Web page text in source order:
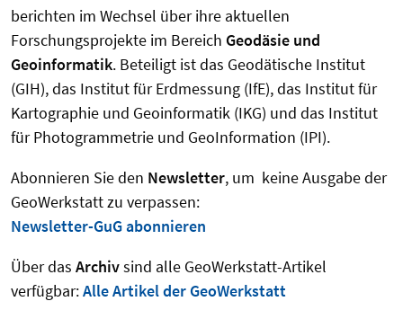
berichten im Wechsel über ihre aktuellen
Forschungsprojekte im Bereich Geodäsie und
Geoinformatik. Beteiligt ist das Geodätische Institut
(GIH), das Institut für Erdmessung (IfE), das Institut für
Kartographie und Geoinformatik (IKG) und das Institut
für Photogrammetrie und GeoInformation (IPI).
Abonnieren Sie den Newsletter, um keine Ausgabe der
GeoWerkstatt zu verpassen:
Newsletter-GuG abonnieren
Über das Archivsind alle GeoWerkstatt-Artikel
verfügbar:Alle Artikel der GeoWerkstatt